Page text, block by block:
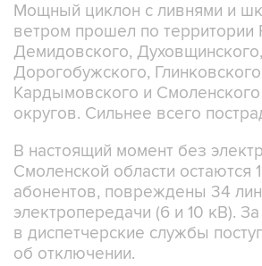
Мощный циклон с ливнями и
ветром прошел по территории
Демидовского,
Дорогобужского,
Кардымовского и
округов. Сильнее всего
В настоящий момент без
Смоленской области остаются
абонентов, повреждены 34
электропередачи (6 и 10 кВ).
в диспетчерские службы
об отключении.